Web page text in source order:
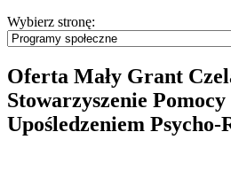
Wybierz stronę:
Oferta Mały Grant
Stowarzyszenie Pomocy
Upośledzeniem Psycho-